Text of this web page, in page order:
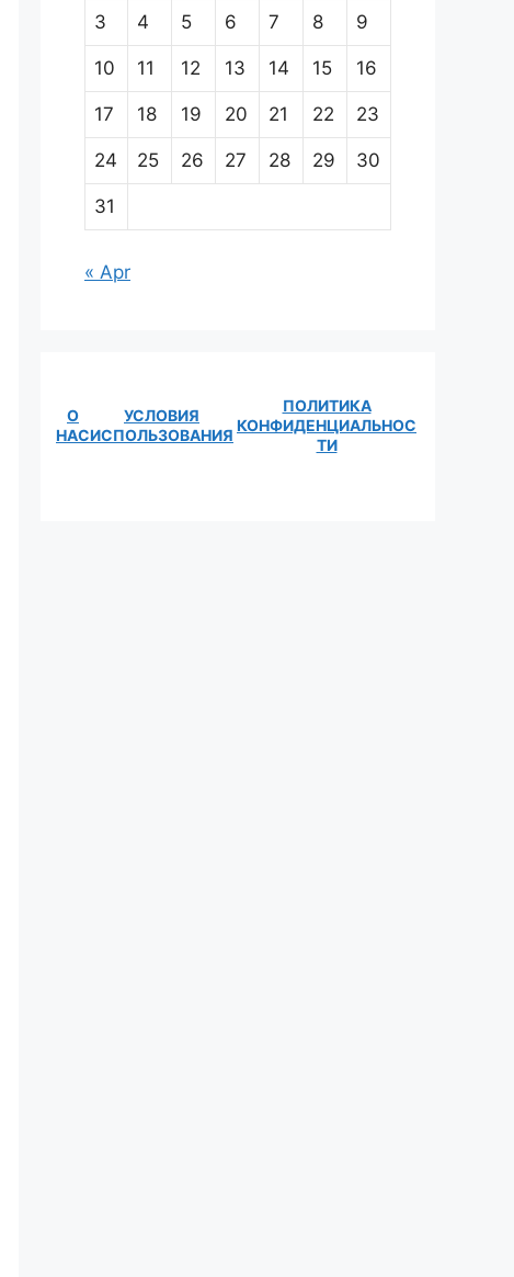
3 4 5 6 7 8 9
10 11 12 13 14 15 16
17 18 19 20 21 22 23
24 25 26 27 28 29 30
31
« Apr
О
НАС
УСЛОВИЯ
ИСПОЛЬЗОВАНИЯ
ПОЛИТИКА
КОНФИДЕНЦИАЛЬНОС
ТИ